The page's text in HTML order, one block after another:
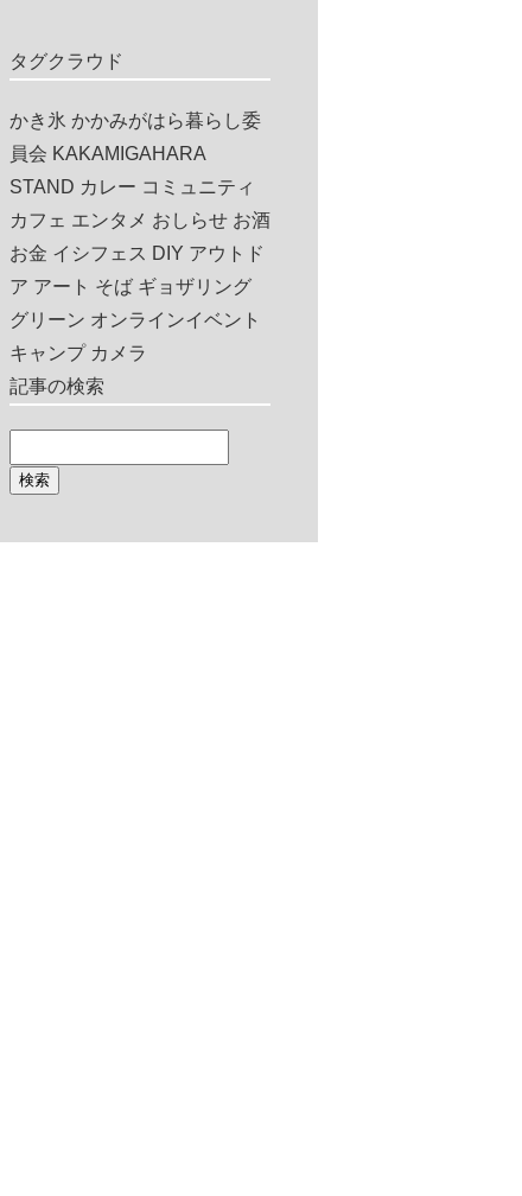
タグクラウド
かき氷 かかみがはら暮らし委
員会 KAKAMIGAHARA
STAND カレー コミュニティ
カフェ エンタメ おしらせ お酒
お金 イシフェス DIY アウトド
ア アート そば ギョザリング
グリーン オンラインイベント
キャンプ カメラ
記事の検索